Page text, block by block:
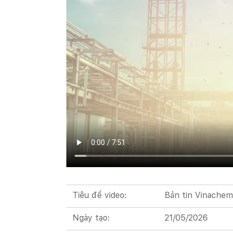
Tiêu đề video: Bản tin
Ngày tạo: 21/05/2026